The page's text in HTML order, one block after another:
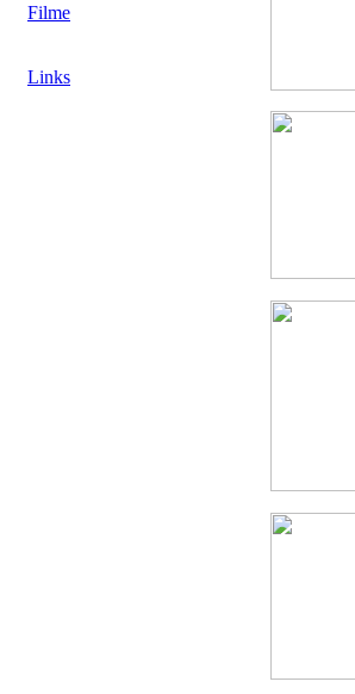
Filme
Links